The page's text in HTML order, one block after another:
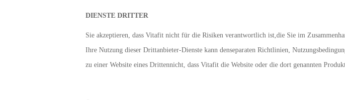
DIENSTE DRITTER
Sie akzeptieren, dass Vitafit nicht für die Risiken verantwortlich ist,die Sie im
Ihre Nutzung dieser Drittanbieter-Dienste kann denseparaten Richtlinien,
zu einer Website eines Drittennicht, dass Vitafit die Website oder die dort genannten